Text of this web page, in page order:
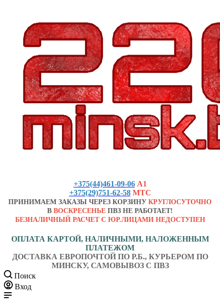
+375(44)461-09-06 А1
+375(29)751-62-58 МТС
ПРИНИМАЕМ ЗАКАЗЫ ЧЕРЕЗ КОРЗИНУ КРУГЛОСУТОЧНО
В ВОСКРЕСЕНЬЕ ПВЗ НЕ РАБОТАЕТ!
БЕЗНАЛИЧНЫЙ РАСЧЕТ С ЮР.ЛИЦАМИ НЕДОСТУПЕН
ОПЛАТА КАРТОЙ, НАЛИЧНЫМИ, НАЛОЖЕННЫМ
ПЛАТЕЖОМ
ДОСТАВКА ЕВРОПОЧТОЙ ПО Р.Б., КУРЬЕРОМ ПО
МИНСКУ, САМОВЫВОЗ С ПВЗ
Поиск
Вход